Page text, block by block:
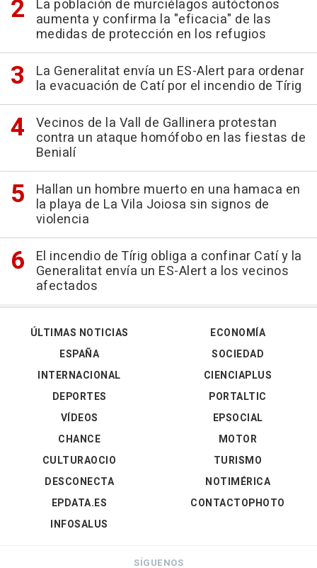
La población de murciélagos autóctonos
aumenta y confirma la "eficacia" de las
medidas de protección en los refugios
La Generalitat envía un ES-Alert para ordenar
la evacuación de Catí por el incendio de Tírig
Vecinos de la Vall de Gallinera protestan
contra un ataque homófobo en las fiestas de
Benialí
Hallan un hombre muerto en una hamaca en
la playa de La Vila Joiosa sin signos de
violencia
El incendio de Tírig obliga a confinar Catí y la
Generalitat envía un ES-Alert a los vecinos
afectados
ÚLTIMAS NOTICIAS
ESPAÑA
INTERNACIONAL
DEPORTES
VÍDEOS
ECONOMÍA
SOCIEDAD
CIENCIAPLUS
PORTALTIC
EPSOCIAL
CHANCE
CULTURAOCIO
DESCONECTA
EPDATA.ES
INFOSALUS
MOTOR
TURISMO
NOTIMÉRICA
CONTACTOPHOTO
SÍGUENOS